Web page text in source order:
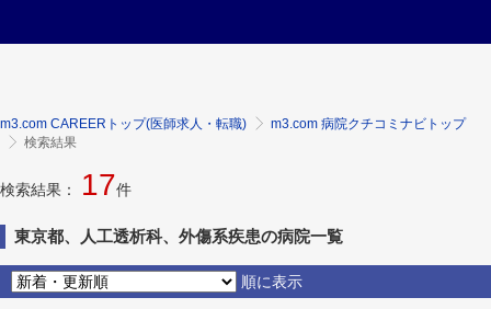
m3.com CAREERトップ(医師求人・転職)
m3.com 病院クチコミナビトップ
検索結果
検索結果： 17件
東京都、人工透析科、外傷系疾患の病院一覧
順に表示